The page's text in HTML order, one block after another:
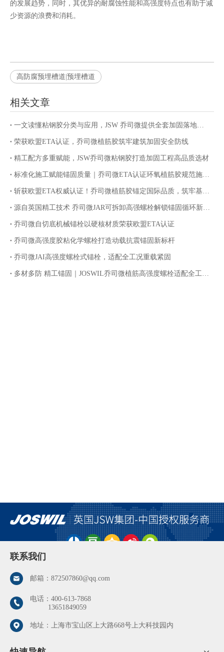
的发展趋势，同时，其优异的耐腐蚀性能和高强度特点也有助于减
少资源的浪费和消耗。
高防腐预埋槽道|预埋槽道
相关文章
荣获欧盟ETA认证，乔司微植筋胶筑牢建筑加固安全防线
精工配方多重赋能，JSW乔司微粘钢胶打造加固工程高品质选材
乔司微自切底机械锚栓以硬核材质荣获欧盟ETA认证
乔司微高强度胶粘化学螺栓打造动载抗震锚固新标杆
乔司微JAI高强度螺栓式锚栓，适配全工况重载紧固
联系我们
邮箱： 872507860@qq.com
电话： 400-613-7868
13651849059
地址：上海市宝山区上大路668号上大科技园内